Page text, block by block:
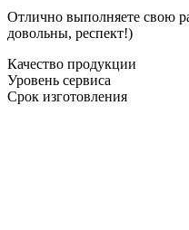
Отлично выполняете свою
довольны, респект!)
Качество продукции
Уровень сервиса
Срок изготовления